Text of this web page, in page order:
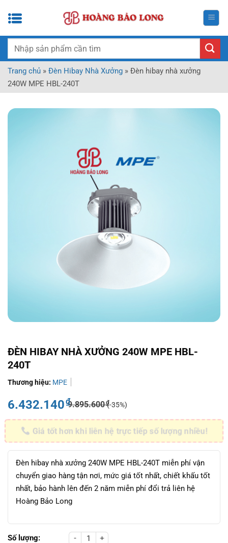
qua
dung
Tìm
Trang chủ » Đèn Hibay Nhà Xưởng » Đèn hibay nhà xưởng
240W MPE HBL-240T
ĐÈN HIBAY NHÀ XƯỞNG 240W MPE HBL-
240T
Thương hiệu: MPE
6.432.140₫9.895.600₫(-35%)
Giá tốt hơn khi liên hệ trực tiếp số lượng nhiều!
Đèn hibay nhà xưởng 240W MPE HBL-240T miễn phí vận
chuyển giao hàng tận nơi, mức giá tốt nhất, chiết khấu tốt
nhất, bảo hành lên đến 2 năm miễn phí đổi trả liên hệ
Hoàng Bảo Long
Đèn hibay nhà xưởng 240W MPE HBL-240T số lượng